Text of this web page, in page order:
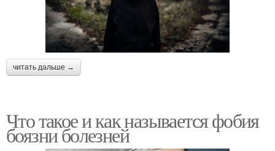
читать дальше →
Что такое и как называется фобия
боязни болезней